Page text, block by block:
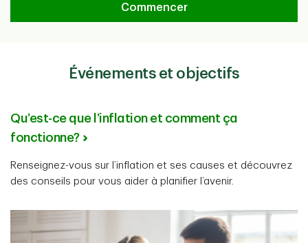
Outil d’évaluation de la santé
Commencer
Événements et objectifs
Qu’est-ce que l’inflation et comment ça
fonctionne?
Renseignez-vous sur l’inflation et ses causes et découvrez
des conseils pour vous aider à planifier l’avenir.